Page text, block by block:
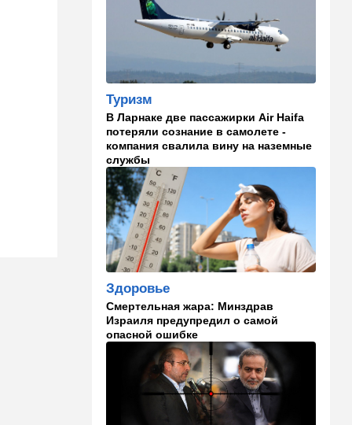
13:58 Здоровье
Какие продукты помогают
что выяснили ученые
13:47 Ближний Восток
Турция все ближе подходит
к опасной черте в
отношениях с Израилем:
провокационное заявление
13:45 В мире
Помидоры научились
предупреждать соседей об
опасном вирусе
Что действительно помогает
пережить израильскую
жару, а что является мифом.
Разбираемся
Израиль
США суют Израилю палки в
колеса после гибели
военных в Ливане
Туризм
В Ларнаке две пассажирки Air Haifa
потеряли сознание в самолете -
компания свалила вину на наземные
службы
Здоровье
Смертельная жара: Минздрав
Израиля предупредил о самой
опасной ошибке